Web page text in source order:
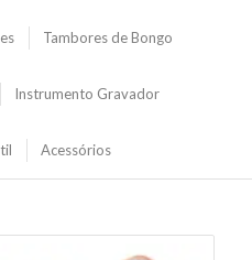
Tambores de Bongo
Instrumento Gravador
Acessórios